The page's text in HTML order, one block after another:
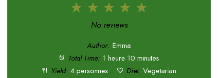
5
4
3
Stars
2
Stars
1
Star
No reviews
Author: Emma
Total Time: 1 heure 10 minutes
Yield: 4 personnes Diet: Vegetarian